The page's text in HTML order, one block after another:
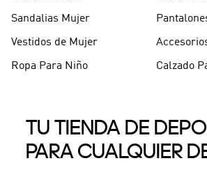
Sandalias Mujer
Vestidos de Mujer
Ropa Para Niño Calzado
TU TIENDA DE
PARA CUALQUIER